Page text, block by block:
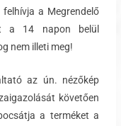
a Megrendelő
a 14 napon belül
nem illeti meg!
az ún. nézőkép
követően
a terméket a